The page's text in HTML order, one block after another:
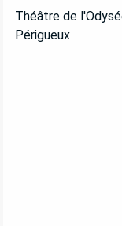
Théâtre de
Périgueux